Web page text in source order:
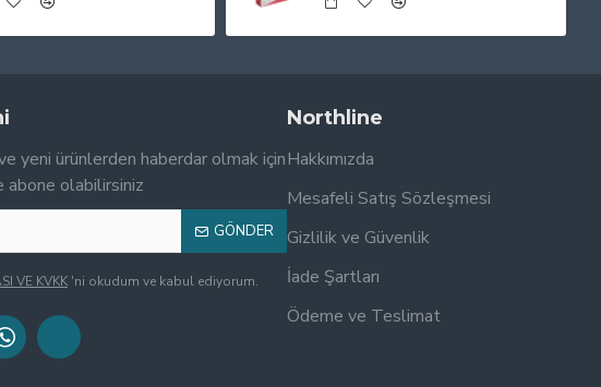
yeni ürünlerden haberdar olmak için
abone olabilirsiniz
GÖNDER
VE KVKK 'ni okudum ve kabul ediyorum.
Northline
Hakkımızda
Mesafeli Satış Sözleşmesi
Gizlilik ve Güvenlik
İade Şartları
Ödeme ve Teslimat